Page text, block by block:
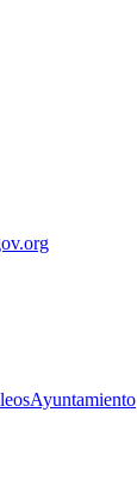
Ayuntamiento